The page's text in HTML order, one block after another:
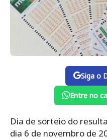
Siga o
Entre no
Dia de sorteio do
dia 6 de novembro de